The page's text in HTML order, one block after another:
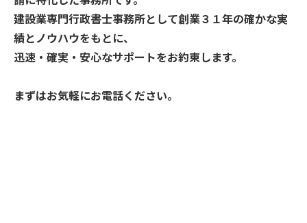
建設業専門行政書士事務所として創業３１年の確かな実
績とノウハウをもとに、
迅速・確実・安心なサポートをお約束します。
まずはお気軽にお電話ください。